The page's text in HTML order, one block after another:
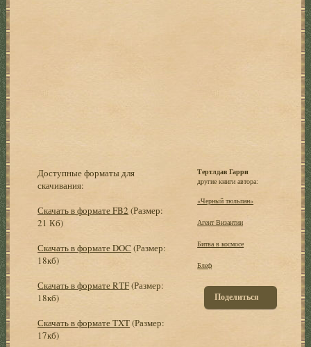
Доступные форматы для
скачивания:
Скачать в формате FB2 (Размер:
21 Кб)
Скачать в формате DOC (Размер:
18кб)
Скачать в формате RTF(Размер:
18кб)
Скачать в формате TXT(Размер:
17кб)
Тертлдав Гарри
другие книги автора:
«Черный тюльпан»
Агент Византии
Битва в космосе
Блеф
Поделиться